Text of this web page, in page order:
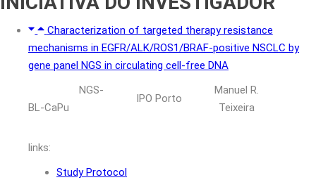
Characterization of targeted therapy resistance
mechanisms in EGFR/ALK/ROS1/BRAF-positive NSCLC by
gene panel NGS in circulating cell-free DNA
NGS-
BL-CaPu
IPO Porto
Manuel R.
Teixeira
links:
Study Protocol